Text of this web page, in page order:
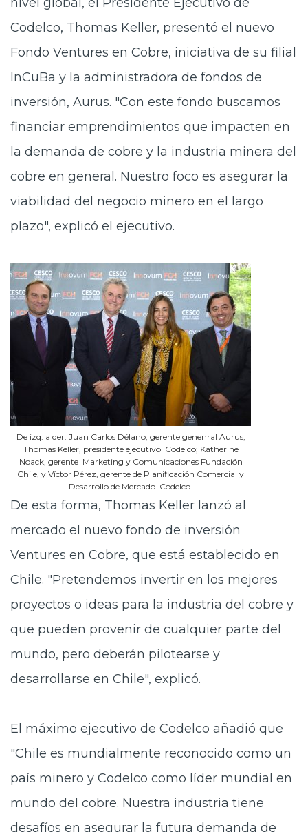
Codelco, Thomas Keller, presentó el nuevo
Fondo Ventures en Cobre, iniciativa de su filial
InCuBa y la administradora de fondos de
inversión, Aurus. "Con este fondo buscamos
financiar emprendimientos que impacten en
la demanda de cobre y la industria minera del
cobre en general. Nuestro foco es asegurar la
viabilidad del negocio minero en el largo
plazo", explicó el ejecutivo.
De izq. a der. Juan Carlos Délano, gerente genenral Aurus;
Thomas Keller, presidente ejecutivo Codelco; Katherine
Noack, gerente Marketing y Comunicaciones Fundación
Chile, y Víctor Pérez, gerente de Planificación Comercial y
Desarrollo de Mercado Codelco.
De esta forma, Thomas Keller lanzó al
mercado el nuevo fondo de inversión
Ventures en Cobre, que está establecido en
Chile. "Pretendemos invertir en los mejores
proyectos o ideas para la industria del cobre y
que pueden provenir de cualquier parte del
mundo, pero deberán pilotearse y
desarrollarse en Chile", explicó.
El máximo ejecutivo de Codelco añadió que
"Chile es mundialmente reconocido como un
país minero y Codelco como líder mundial en
mundo del cobre. Nuestra industria tiene
desafíos en asegurar la futura demanda de